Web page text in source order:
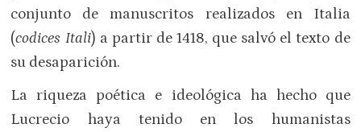
conjunto de manuscritos realizados en Italia
(codices Itali) a partir de 1418, que salvó el texto de
su desaparición.
La riqueza poética e ideológica ha hecho que
Lucrecio haya tenido en los humanistas